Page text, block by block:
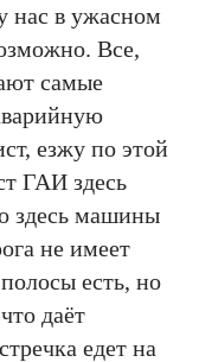
нас в ужасном
Все,
самые
езжу по этой
ГАИ здесь
здесь машины
не имеет
есть, но
даёт
едет на